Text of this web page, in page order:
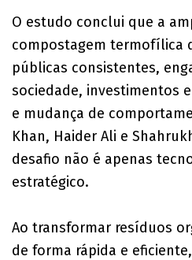
O estudo conclui que a
compostagem termofílica
públicas consistentes,
sociedade, investimentos
e mudança de
Khan, Haider Ali e
desafio não é apenas
estratégico.
Ao transformar resíduos
de forma rápida e